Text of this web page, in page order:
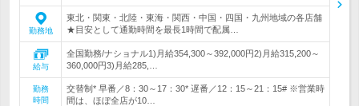
勤務地
東北・関東・北陸・東海・関西・中国・四国・九州地域の各店舗
★目安として通勤時間を最長1時間で配属…
給与
全国勤務/ナショナル1)月給354,300～392,000円2)月給315,200～
360,000円3)月給285,…
勤務
時間
交替制* 早番／8：30～17：30* 遅番／12：15～21：15# ※営業時
間は、ほぼ全店が10…